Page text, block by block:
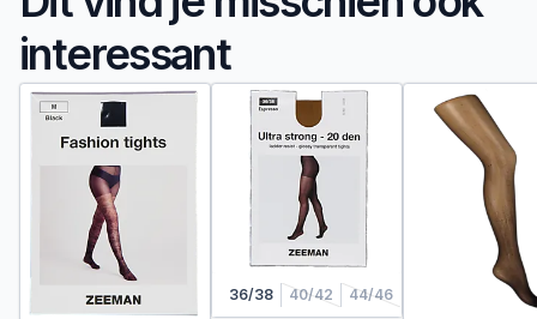
interessant
36/38 40/42 44/46